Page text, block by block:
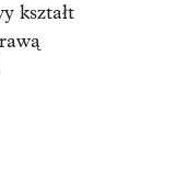
kształt